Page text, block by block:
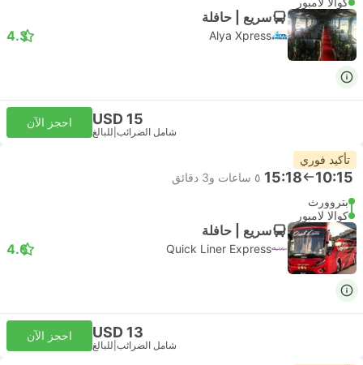
سريع | حافلة
Alya Xpress
4.3
USD 15
شامل الضرائب للبالغ
احجز الآن
تأكيد فوري
10:15
15:18 ٥ ساعات و‫3 دقائق
بتروورث
كوالا لامبور
سريع | حافلة
Quick Liner Express
4.6
USD 13
شامل الضرائب للبالغ
احجز الآن